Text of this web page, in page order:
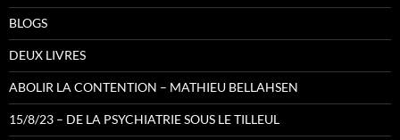
BLOGS
DEUX LIVRES
ABOLIR LA CONTENTION – MATHIEU BELLAHSEN
15/8/23 – DE LA PSYCHIATRIE SOUS LE TILLEUL